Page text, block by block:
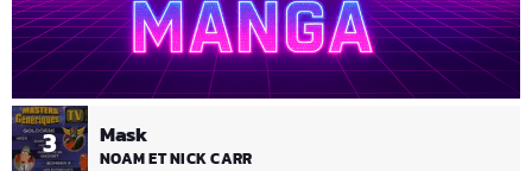
3 Mask
NOAM ET NICK CARR